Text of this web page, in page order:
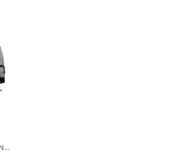
КОВРИКИ В САЛОН NISSAN NV200